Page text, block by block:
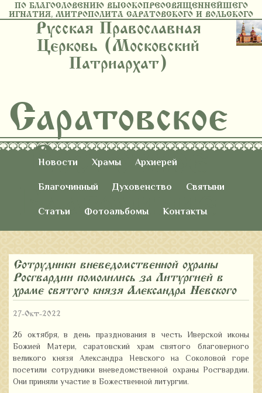
ПО БЛАГОСЛОВЕНИЮ ВЫСОКОПРЕОСВЯЩЕННЕЙШЕГО
ИГНАТИЯ, МИТРОПОЛИТА САРАТОВСКОГО И ВОЛЬСКОГО
Русская Православная
Церковь (Московский
Патриархат)
Саратовское
Восточное
Благочиние
Новости Храмы
Архиерей
Благочинный
Духовенство
Святыни
Статьи
Фотоальбомы Контакты
Сотрудники вневедомственной охраны
Росгвардии помолились за Литургией в
храме святого князя Александра Невского
27-Окт-2022
26 октября, в день празднования в честь Иверской иконы
Божией Матери, саратовский храм святого благоверного
великого князя Александра Невского на Соколовой горе
посетили сотрудники вневедомственной охраны Росгвардии.
Они приняли участие в Божественной литургии.